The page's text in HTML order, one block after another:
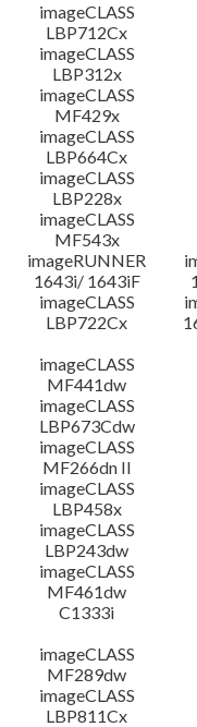
ภาษา
เค้าโครง
คำแนะนำในการตั้งค่า
ข้อมูลไฟล์
ข้อจำกัดความรับผิดชอบ
imageCLASS
LBP712Cx
imageCLASS
LBP312x
imageCLASS
MF429x
imageCLASS
LBP664Cx
imageCLASS
LBP228x
imageCLASS
MF543x
imageRUNNER
1643i/ 1643iF
imageCLASS
LBP722Cx
imageCLASS
MF441dw
imageCLASS
LBP673Cdw
imageCLASS
MF266dn II
imageCLASS
LBP458x
imageCLASS
LBP243dw
imageCLASS
MF461dw
C1333i
imageCLASS
MF289dw
imageCLASS
LBP811Cx